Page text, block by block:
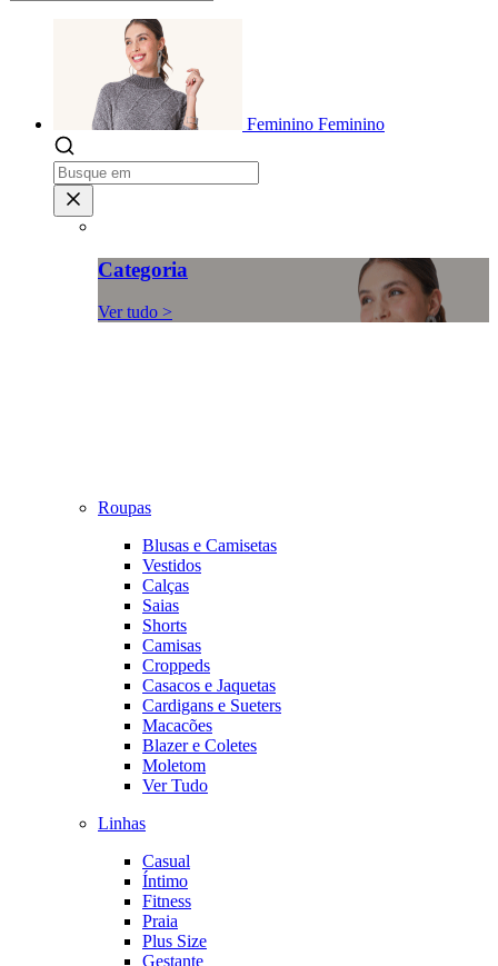
Feminino Feminino
Categoria
Ver tudo >
Roupas
Blusas e Camisetas
Vestidos
Calças
Saias
Shorts
Camisas
Croppeds
Casacos e Jaquetas
Cardigans e Sueters
Macacões
Blazer e Coletes
Moletom
Ver Tudo
Linhas
Casual
Íntimo
Fitness
Praia
Plus Size
Gestante